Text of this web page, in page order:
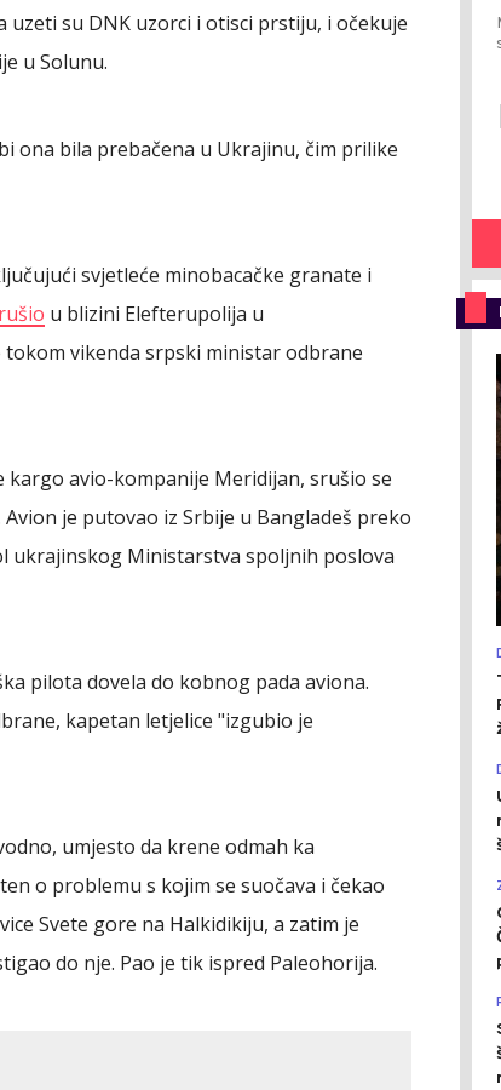
su DNK uzorci i otisci prstiju, i očekuje
u Solunu.
ona bila prebačena u Ukrajinu, čim prilike
svjetleće minobacačke granate i
u blizini Elefterupolija u
vikenda srpski ministar odbrane
avio-kompanije Meridijan, srušio se
je putovao iz Srbije u Bangladeš preko
ukrajinskog Ministarstva spoljnih poslova
pilota dovela do kobnog pada aviona.
kapetan letjelice "izgubio je
umjesto da krene odmah ka
o problemu s kojim se suočava i čekao
Svete gore na Halkidikiju, a zatim je
do nje. Pao je tik ispred Paleohorija.